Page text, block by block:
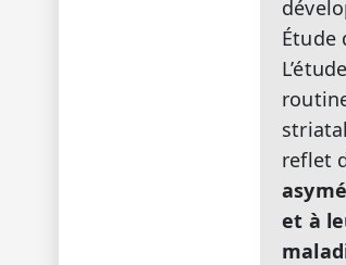
Étude
reflet
et à